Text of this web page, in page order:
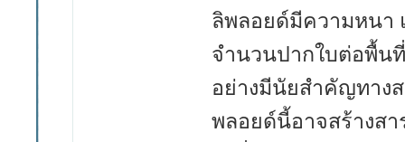
ลิพลอยด์มีความหนา
จำนวนปากใบต่อพื้น
อย่างมีนัยสำคัญทาง
พลอยด์นี้อาจสร้างส